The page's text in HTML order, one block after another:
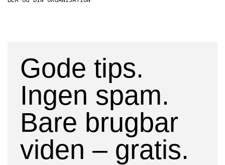
Gode tips.
Ingen spam.
Bare brugbar
viden – gratis.